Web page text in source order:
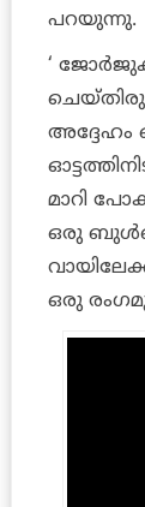
പറയുന്നു.
‘
മാറി
ഒരു
ഒരു